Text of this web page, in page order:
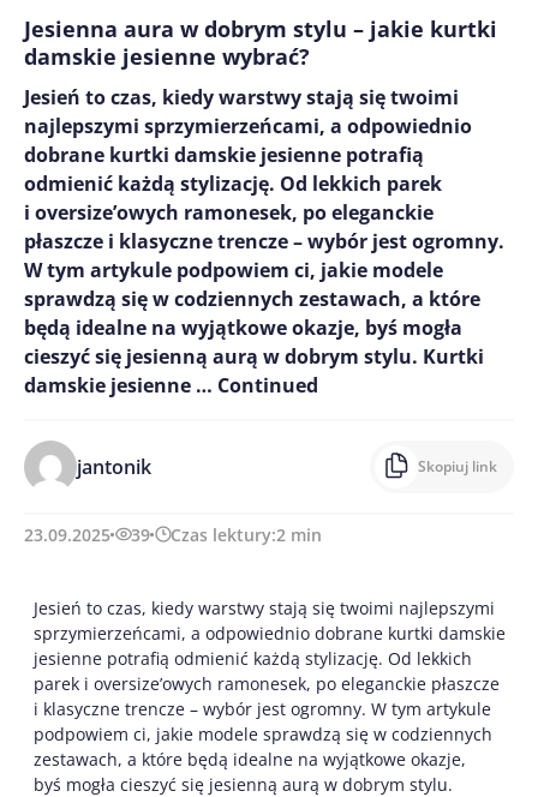
Jesienna aura w dobrym stylu – jakie kurtki
damskie jesienne wybrać?
Jesień to czas, kiedy warstwy stają się twoimi
najlepszymi sprzymierzeńcami, a odpowiednio
dobrane kurtki damskie jesienne potrafią
odmienić każdą stylizację. Od lekkich parek
i oversize’owych ramonesek, po eleganckie
płaszcze i klasyczne trencze – wybór jest ogromny.
W tym artykule podpowiem ci, jakie modele
sprawdzą się w codziennych zestawach, a które
będą idealne na wyjątkowe okazje, byś mogła
cieszyć się jesienną aurą w dobrym stylu. Kurtki
damskie jesienne … Continued
jantonik Skopiuj link
23.09.2025 39 Czas lektury:2 min
Jesień to czas, kiedy warstwy stają się twoimi najlepszymi
sprzymierzeńcami, a odpowiednio dobrane kurtki damskie
jesienne potrafią odmienić każdą stylizację. Od lekkich
parek i oversize’owych ramonesek, po eleganckie płaszcze
i klasyczne trencze – wybór jest ogromny. W tym artykule
podpowiem ci, jakie modele sprawdzą się w codziennych
zestawach, a które będą idealne na wyjątkowe okazje,
byś mogła cieszyć się jesienną aurą w dobrym stylu.